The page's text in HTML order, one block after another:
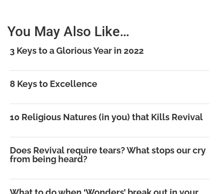
You May Also Like…
3 Keys to a Glorious Year in 2022
8 Keys to Excellence
10 Religious Natures (in you) that Kills Revival
Does Revival require tears? What stops our cry
from being heard?